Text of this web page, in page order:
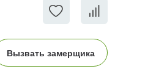
Вызвать замерщика